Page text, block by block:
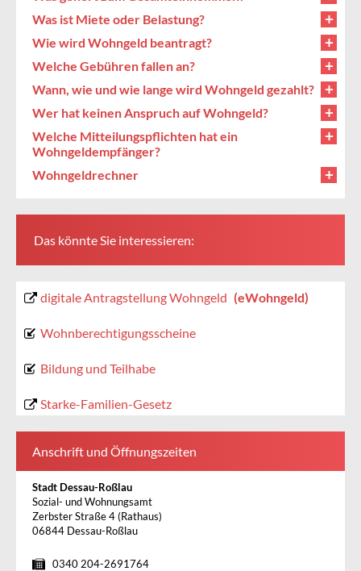
Was ist Miete oder Belastung?
Wie wird Wohngeld beantragt?
Welche Gebühren fallen an?
Wann, wie und wie lange wird Wohngeld gezahlt?
Wer hat keinen Anspruch auf Wohngeld?
Welche Mitteilungspflichten hat ein
Wohngeldempfänger?
Wohngeldrechner
Das könnte Sie interessieren:
digitale Antragstellung Wohngeld (eWohngeld)
Wohnberechtigungsscheine
Bildung und Teilhabe
Starke-Familien-Gesetz
Anschrift und Öffnungszeiten
Stadt Dessau-Roßlau
Sozial- und Wohnungsamt
Zerbster Straße 4 (Rathaus)
06844 Dessau-Roßlau
0340 204-2691764